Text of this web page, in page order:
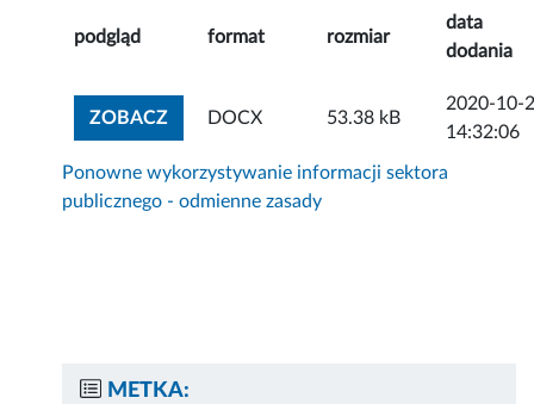
podgląd format rozmiar
data
dodania
ZOBACZZOBACZ ZAŁĄCZNIK
DOCX 53.38 kB
2020-10-
14:32:06
Ponowne wykorzystywanie informacji sektora
publicznego - odmienne zasady
METKA: